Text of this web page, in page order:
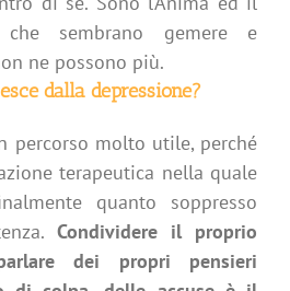
sembrano gemere e
ne possono più.
dalla depressione?
percorso molto utile, perché
terapeutica nella quale
quanto soppresso
Condividere il proprio
dei propri pensieri